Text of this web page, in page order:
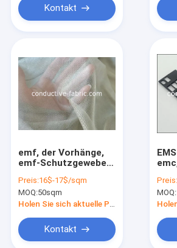
Kontakt
emf, der Vorhänge,
emf-Schutzgewebe,
EMR-
Strahlungsmoskitos,
Gewebe der
Abschirmung
abschirmt
Preis:16$-17$/sqm
MOQ:50sqm
Holen Sie sich aktuelle Preis
Kontakt
MOQ: